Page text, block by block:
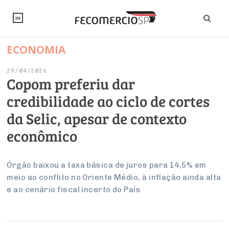
NOTÍCIAS
Artigos
Institucional
Debates Fecomercio-SP
PROJETOS ESPECIAIS:
UM BRASIL
Economia
Pesquisas
Brasil
Internacional
Modernização do Estado
Inteligência Artificial
Legislação
Empresas
Arbitragem e Mediação
Varejo
Sustentabilidade
PESQUISAS
FALE CONOSCO
Sobre
CONSELHOS
Conselho de Emprego e Relações do Trabalho
ECONOMIA
29/04/2026
Copom preferiu dar
credibilidade ao ciclo de cortes
da Selic, apesar de contexto
econômico
Órgão baixou a taxa básica de juros para 14,5% em
meio ao conflito no Oriente Médio, à inflação ainda alta
e ao cenário fiscal incerto do País